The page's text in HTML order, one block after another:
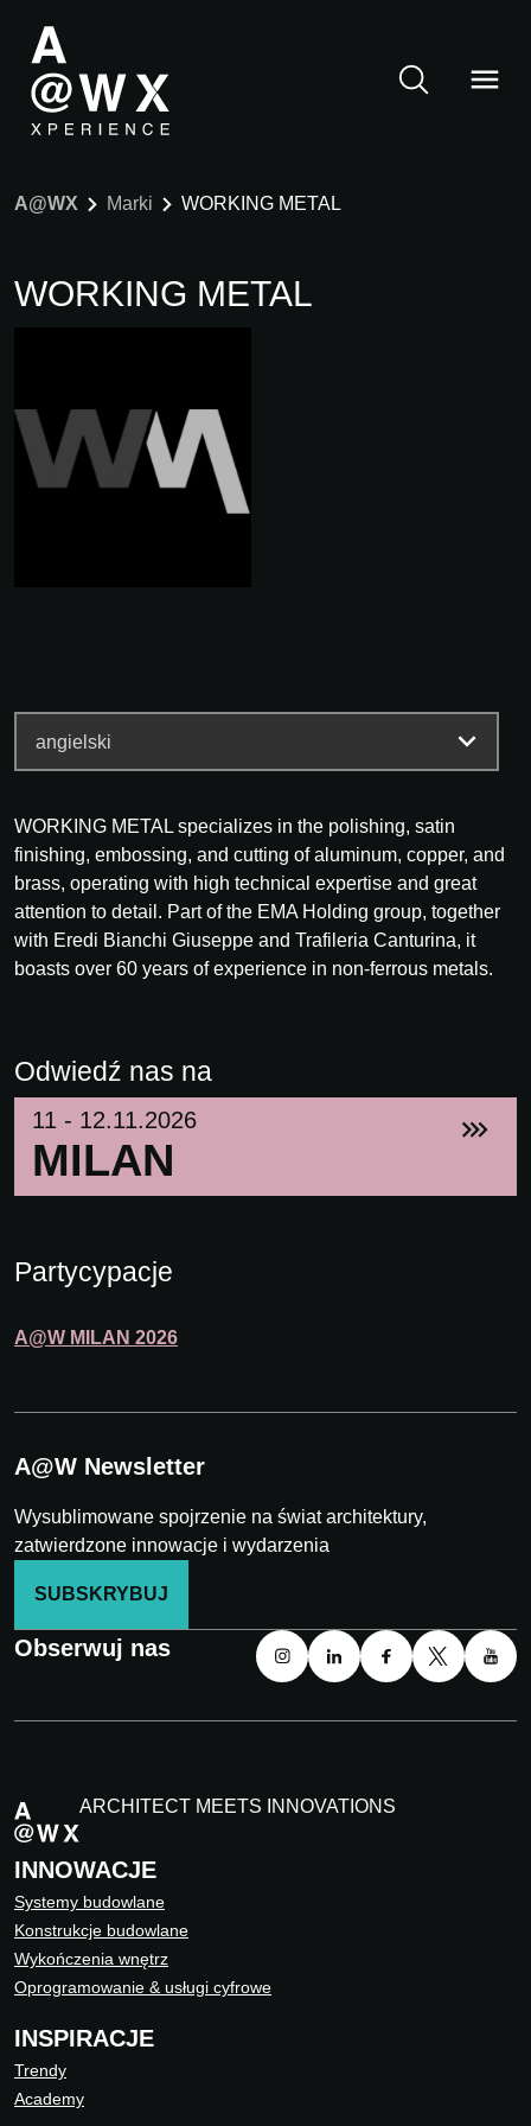
A@WX Marki WORKING METAL
WORKING METAL
WORKING METAL specializes in the polishing, satin
finishing, embossing, and cutting of aluminum, copper, and
brass, operating with high technical expertise and great
attention to detail. Part of the EMA Holding group, together
with Eredi Bianchi Giuseppe and Trafileria Canturina, it
boasts over 60 years of experience in non-ferrous metals.
Odwiedź nas na
11 - 12.11.2026
MILAN
Partycypacje
A@W MILAN 2026
A@W Newsletter
Wysublimowane spojrzenie na świat architektury,
zatwierdzone innowacje i wydarzenia
SUBSKRYBUJ
Obserwuj nas
ARCHITECT MEETS INNOVATIONS
INNOWACJE
Systemy budowlane
Konstrukcje budowlane
Wykończenia wnętrz
Oprogramowanie & usługi cyfrowe
INSPIRACJE
Trendy
Academy